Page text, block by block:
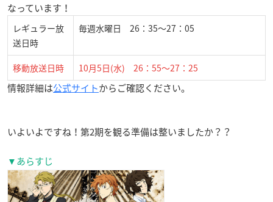
なっています！
レギュラー放
送日時
毎週水曜日 26：35〜27：05
移動放送日時 10月5日(水) 26：55〜27：25
情報詳細は公式サイトからご確認ください。
いよいよですね！第2期を観る準備は整いましたか？？
▼あらすじ